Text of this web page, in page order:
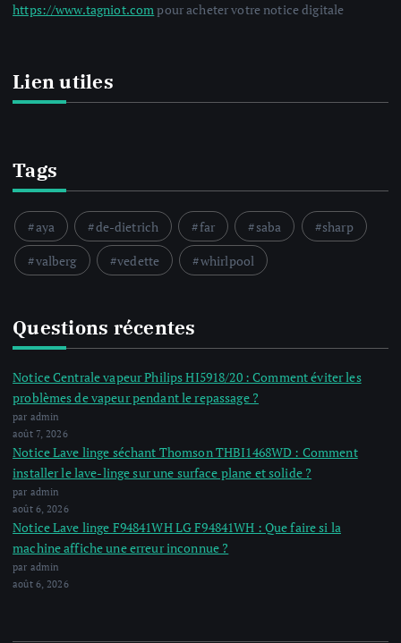
https://www.tagniot.compour acheter votre notice digitale
Lien utiles
Tags
aya de-dietrich far saba
sharp
valberg
vedette whirlpool
Questions récentes
Notice Centrale vapeur Philips HI5918/20 : Comment éviter les
problèmes de vapeur pendant le repassage ?
par admin
août 7, 2026
Notice Lave linge séchant Thomson THBI1468WD : Comment
installer le lave-linge sur une surface plane et solide ?
par admin
août 6, 2026
Notice Lave linge F94841WH LG F94841WH : Que faire si la
machine affiche une erreur inconnue ?
par admin
août 6, 2026